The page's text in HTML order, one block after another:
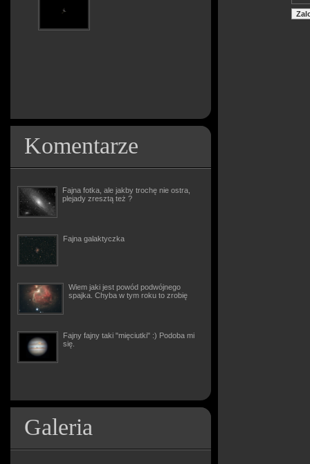
Komentarze
Fajna fotka, ale jakby trochę nie ostra,
plejady zresztą też ?
Fajna galaktyczka
Wiem jaki jest powód podwójnego
spajka. Chyba w tym roku to zrobię
Fajny fajny taki "mięciutki" :) Podoba mi
się.
Galeria